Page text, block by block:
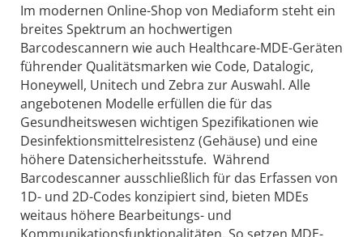
Im modernen Online-Shop von Mediaform steht ein
breites Spektrum an hochwertigen
Barcodescannern wie auch Healthcare-MDE-Geräten
führender Qualitätsmarken wie Code, Datalogic,
Honeywell, Unitech und Zebra zur Auswahl. Alle
angebotenen Modelle erfüllen die für das
Gesundheitswesen wichtigen Spezifikationen wie
Desinfektionsmittelresistenz (Gehäuse) und eine
höhere Datensicherheitsstufe. Während
Barcodescanner ausschließlich für das Erfassen von
1D- und 2D-Codes konzipiert sind, bieten MDEs
weitaus höhere Bearbeitungs- und